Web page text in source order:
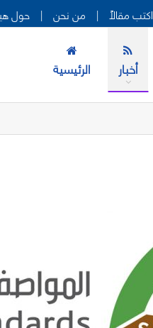
حول | من نحن | اكتب مقالاً
الرئيسية أخبار